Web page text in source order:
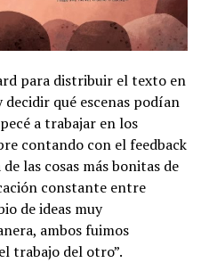
para distribuir el texto en
qué escenas podían
a trabajar en los
contando con el feedback
las cosas más bonitas de
constante entre
de ideas muy
ambos fuimos
trabajo del otro”.